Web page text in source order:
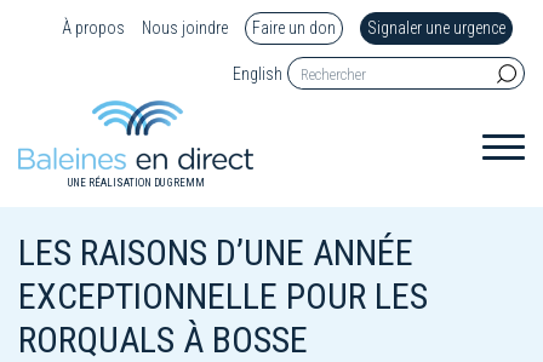
À propos Nous joindre Faire un don Signaler une urgence
English
UNE RÉALISATION DU GREMM
LES RAISONS D’UNE ANNÉE
EXCEPTIONNELLE POUR LES
RORQUALS À BOSSE